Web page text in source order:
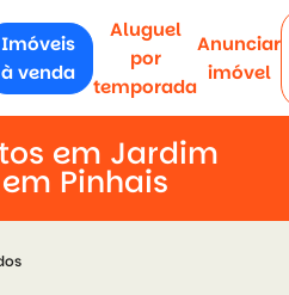
Imóveis
à venda
Aluguel
por
temporada
Anunciar
imóvel
em Jardim
Pinhais